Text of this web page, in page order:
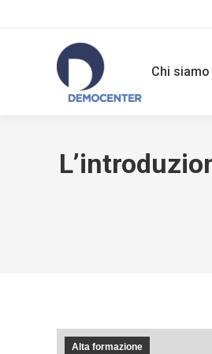
Chi siamo
Alta formazione